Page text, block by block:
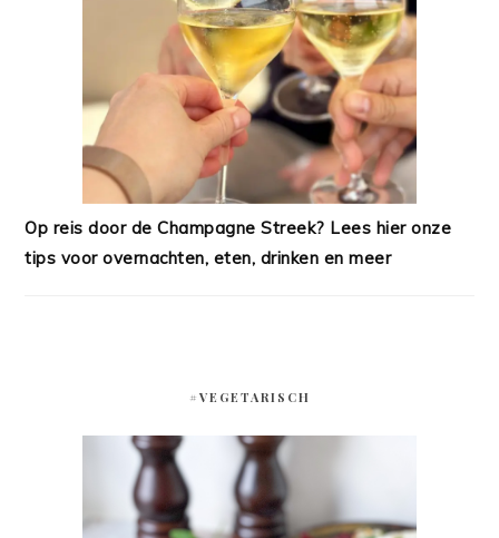
Op reis door de Champagne Streek? Lees hier onze
tips voor overnachten, eten, drinken en meer
#VEGETARISCH